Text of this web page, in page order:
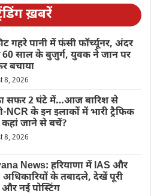
ख़बरें
गहरे पानी में फंसी फॉर्च्यूनर, अंदर
साल के बुजुर्ग, युवक ने जान पर
बचाया
8, 2026
सफर 2 घंटे में…आज बारिश से
NCR के इन इलाकों में भारी ट्रैफिक
जाने से बचें?
8, 2026
News: हरियाणा में IAS और
अधिकारियों के तबादले, देखें पूरी
और नई पोस्टिंग